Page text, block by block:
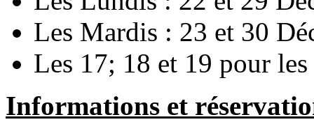
Les Mardis : 23 et 30
Les 17; 18 et 19 pour les
Informations et